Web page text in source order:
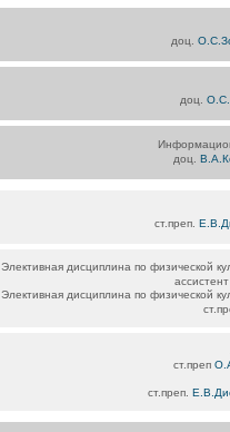
доц.
доц.
доц.
ст.преп.
Элективная дисциплина по физической
ассистент
Элективная дисциплина по физической
ст.преп
ст.преп.